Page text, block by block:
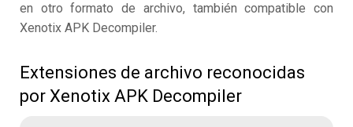
en otro formato de archivo, también compatible con
Xenotix APK Decompiler.
Extensiones de archivo reconocidas
por Xenotix APK Decompiler